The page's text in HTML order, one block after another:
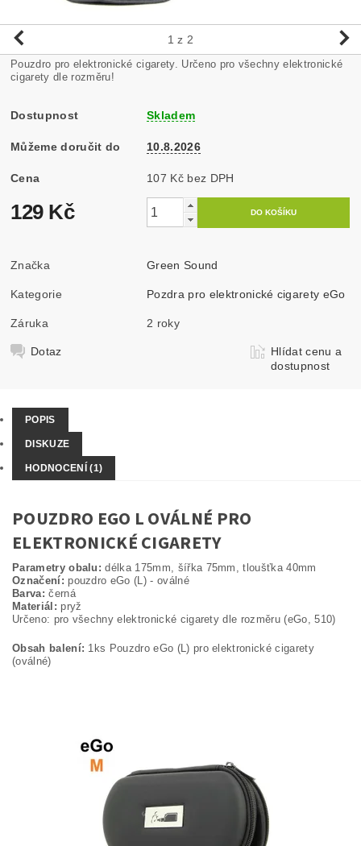
1 z 2
Pouzdro pro elektronické cigarety. Určeno pro všechny elektronické
cigarety dle rozměru!
Dostupnost Skladem
Můžeme doručit do 10.8.2026
Cena 107 Kč bez DPH
129 Kč
Značka Green Sound
Kategorie Pozdra pro elektronické cigarety eGo
Záruka 2 roky
Dotaz
Hlídat cenu a
dostupnost
POPIS
DISKUZE
HODNOCENÍ (1)
POUZDRO EGO L OVÁLNÉ PRO
ELEKTRONICKÉ CIGARETY
Parametry obalu: délka 175mm, šířka 75mm, tloušťka 40mm
Označení: pouzdro eGo (L) - oválné
Barva: černá
Materiál: pryž
Určeno: pro všechny elektronické cigarety dle rozměru (eGo, 510)
Obsah balení: 1ks Pouzdro eGo (L) pro elektronické cigarety
(oválné)